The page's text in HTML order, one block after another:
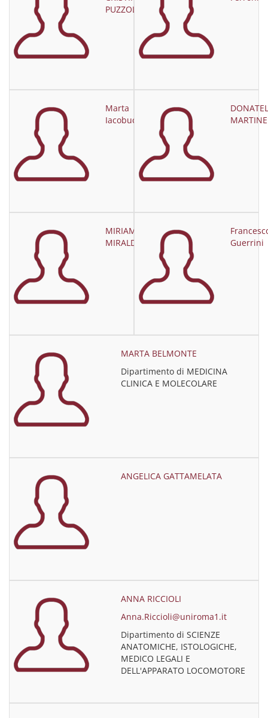
PUZZOLO
Marta
Iacobucci
MIRIAM
MIRALDI
Guerrini
MARTA BELMONTE
Dipartimento di MEDICINA
CLINICA E MOLECOLARE
ANGELICA GATTAMELATA
ANNA RICCIOLI
Anna.Riccioli@uniroma1.it
Dipartimento di SCIENZE
ANATOMICHE, ISTOLOGICHE,
MEDICO LEGALI E
DELL'APPARATO LOCOMOTORE